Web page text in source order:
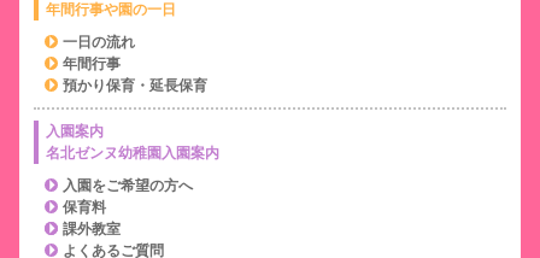
年間行事や園の一日
一日の流れ
年間行事
預かり保育・延長保育
入園案内
名北ゼンヌ幼稚園入園案内
入園をご希望の方へ
保育料
課外教室
よくあるご質問